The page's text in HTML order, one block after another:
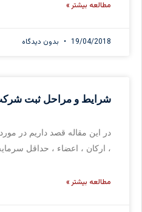
مطالعه بیشتر »
19/04/2018 بدون دیدگاه
شرایط و مراحل ثبت
در این مقاله قصد داریم در
، ارکان ، اعضاء ، حداقل
مطالعه بیشتر »